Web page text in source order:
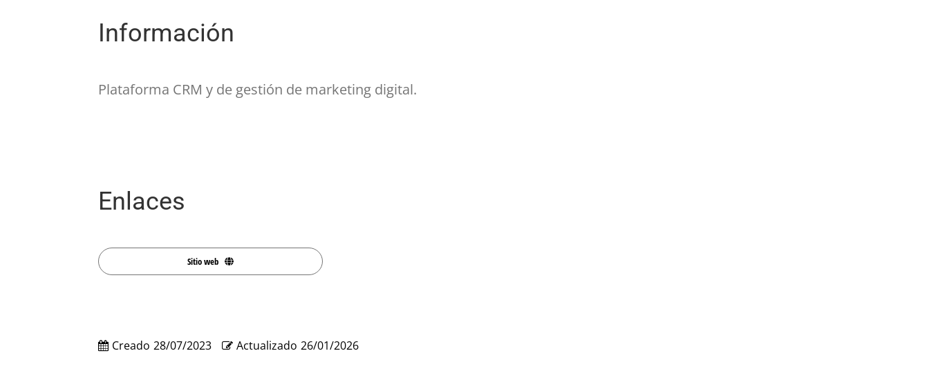
Información
Plataforma CRM y de gestión de marketing digital.
Enlaces
Sitio web
Creado 28/07/2023 Actualizado 26/01/2026